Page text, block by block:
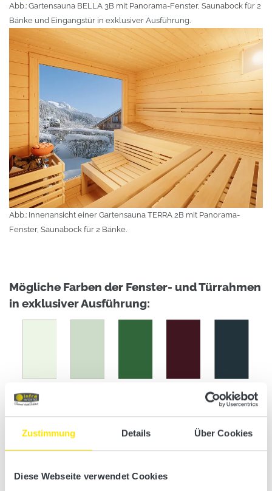
Zustimmung Details Über Cookies
Diese Webseite verwendet Cookies
Abb.: Gartensauna BELLA 3B mit Panorama-Fenster, Saunabock für 2
Bänke und Eingangstür in exklusiver Ausführung.
Abb.: Innenansicht einer Gartensauna TERRA 2B mit Panorama-
Fenster, Saunabock für 2 Bänke.
Mögliche Farben der Fenster- und Türrahmen
in exklusiver Ausführung:
Sie wollen noch mehr sehen?